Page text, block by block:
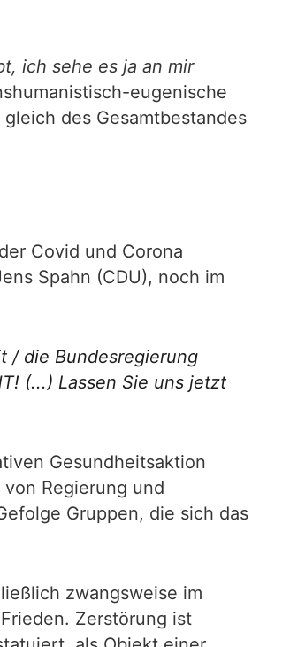
ich sehe es ja an mir
eugenische
des Gesamtbestandes
Covid und Corona
Spahn (CDU), noch im
/ die Bundesregierung
(...) Lassen Sie uns jetzt
Gesundheitsaktion
Regierung und
Gruppen, die sich das
zwangsweise im
Zerstörung ist